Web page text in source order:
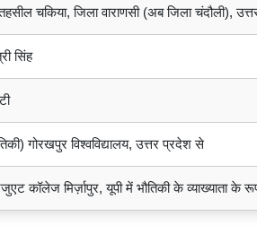
चकिया, जिला वाराणसी (अब जिला चंदौली),
सिंह
गोरखपुर विश्वविद्यालय, उत्तर प्रदेश से
कॉलेज मिर्ज़ापुर, यूपी में भौतिकी के व्याख्याता के